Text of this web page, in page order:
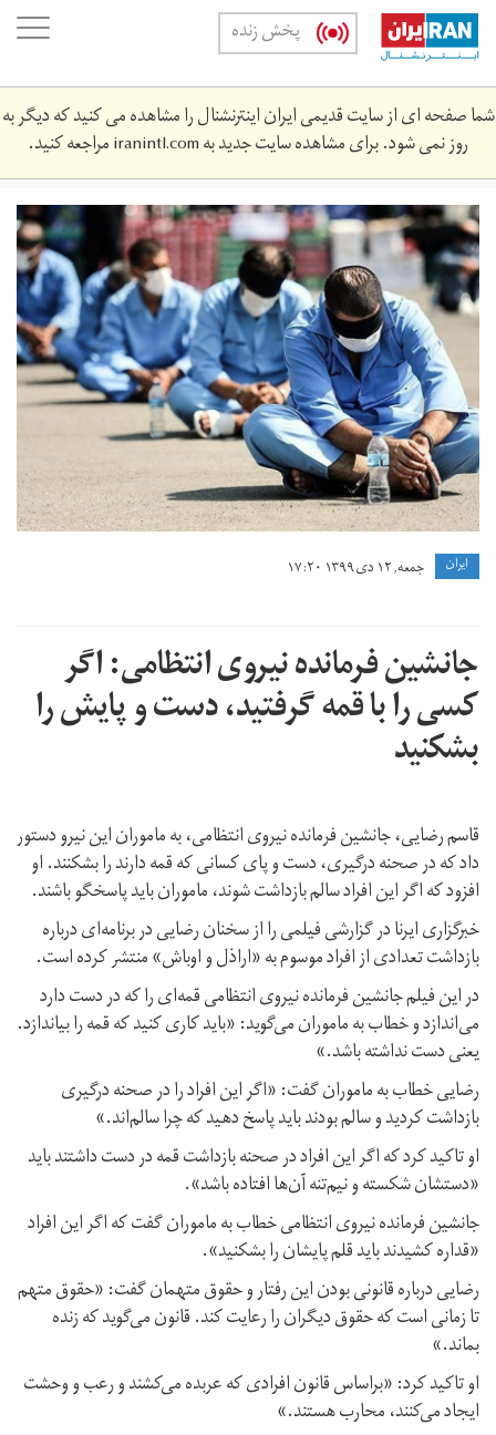
Skip
main
content
پخش زنده
شما صفحه ای از سایت قدیمی ایران اینترنشنال را مشاهده می کنید که دیگر به
روز نمی شود. برای مشاهده سایت جدید بهiranintl.comمراجعه کنید.
images.jpeg
ايران جمعه, ۱۲ دی ۱۳۹۹ ۱۷:۲۰
جانشین فرمانده نیروی انتظامی: اگر
کسی را با قمه گرفتید، دست و پایش را
بشکنید
قاسم رضایی، جانشین فرمانده نیروی انتظامی، به ماموران این نیرو دستور
داد که در صحنه درگیری، دست و پای کسانی که قمه دارند را بشکنند. او
افزود که اگر این افراد سالم بازداشت شوند، ماموران باید پاسخگو باشند.
خبرگزاری ایرنا در گزارشی فیلمی را از سخنان رضایی در برنامه‌ای درباره
بازداشت تعدادی از افراد موسوم به «اراذل و اوباش» منتشر کرده است.
در این فیلم جانشین فرمانده نیروی انتظامی قمه‌ای را که در دست دارد
می‌اندازد و خطاب به ماموران می‌گوید: «باید کاری کنید که قمه را بیاندازد.
یعنی دست نداشته باشد.»
رضایی خطاب به ماموران گفت: «اگر این افراد را در صحنه درگیری
بازداشت کردید و سالم بودند باید پاسخ دهید که چرا سالم‌اند.»
او تاکید کرد که اگر این افراد در صحنه بازداشت قمه در دست داشتند باید
«دستشان شکسته و نیم‌تنه آن‌ها افتاده باشد».
جانشین فرمانده نیروی انتظامی خطاب به ماموران گفت که اگر این افراد
«قداره کشیدند باید قلم پایشان را بشکنید».
رضایی درباره قانونی بودن این رفتار و حقوق متهمان گفت: «حقوق متهم
تا زمانی است که حقوق دیگران را رعایت کند. قانون می‌گوید که زنده
بماند.»
او تاکید کرد: «براساس قانون افرادی که عربده می‌کشند و رعب و وحشت
ایجاد می‌کنند، محارب هستند.»